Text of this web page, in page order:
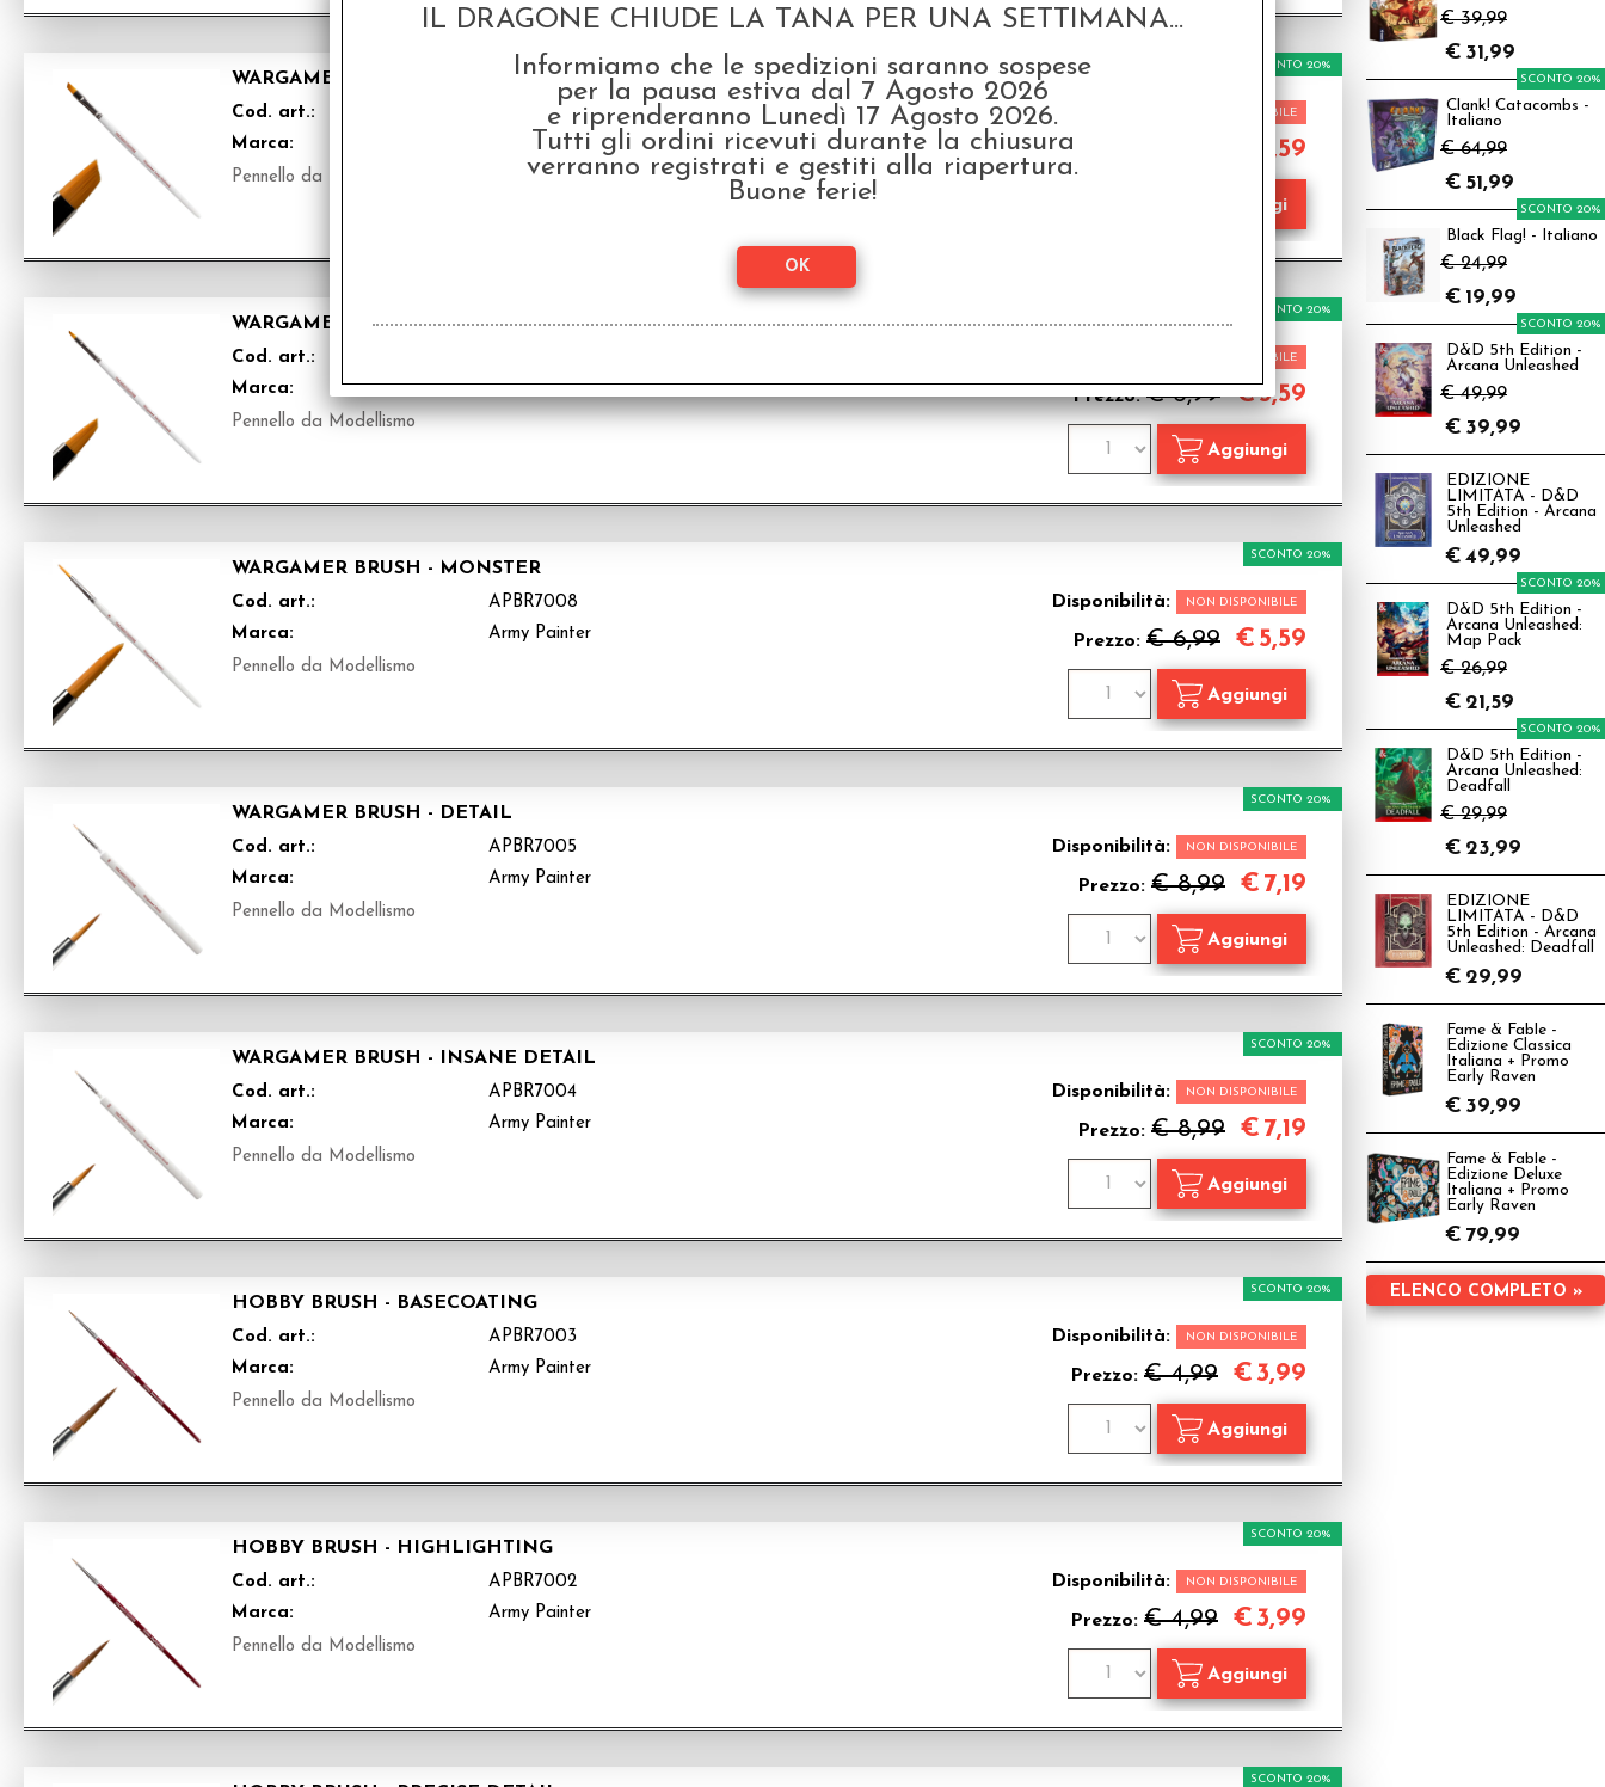
WARGAMER BRUSH - LARGE DRYBRUSH
Cod. art.:
APBR7010
Marca:
Army Painter
Pennello da Modellismo
Disponibilità: NON DISPONIBILE
SCONTO 20%
5,59
WARGAMER BRUSH - SMALL DRYBRUSH
Cod. art.:
Marca:
Army Painter
Pennello da Modellismo
NON DISPONIBILE
Prezzo:€ 6,99
SCONTO 20%
€5,59
WARGAMER BRUSH - MONSTER
Cod. art.:
APBR7008
Marca:
Army Painter
Pennello da Modellismo
Disponibilità: NON DISPONIBILE
Prezzo: € 6,99
SCONTO 20%
€ 5,59
WARGAMER BRUSH - DETAIL
Cod. art.:
APBR7005
Marca:
Army Painter
Pennello da Modellismo
Disponibilità: NON DISPONIBILE
Prezzo: € 8,99
SCONTO 20%
€ 7,19
WARGAMER BRUSH - INSANE DETAIL
Cod. art.:
APBR7004
Marca:
Army Painter
Pennello da Modellismo
Disponibilità: NON DISPONIBILE
Prezzo: € 8,99
SCONTO 20%
€ 7,19
HOBBY BRUSH - BASECOATING
Cod. art.:
APBR7003
Marca:
Army Painter
Pennello da Modellismo
Disponibilità: NON DISPONIBILE
Prezzo: € 4,99
SCONTO 20%
€ 3,99
HOBBY BRUSH - HIGHLIGHTING
Cod. art.:
APBR7002
Marca:
Army Painter
Pennello da Modellismo
Disponibilità: NON DISPONIBILE
Prezzo: € 4,99
SCONTO 20%
€ 3,99
SCONTO 20%
€ 39,99
€ 31,99
Clank! Catacombs -
Italiano
€ 64,99
SCONTO 20%
€ 51,99
Black Flag! - Italiano
€ 24,99
SCONTO 20%
€ 19,99
D&D 5th Edition -
Arcana Unleashed
€ 49,99
SCONTO 20%
€ 39,99
EDIZIONE
LIMITATA - D&D
5th Edition - Arcana
Unleashed
€ 49,99
D&D 5th Edition -
Arcana Unleashed:
Map Pack
€ 26,99
SCONTO 20%
€ 21,59
D&D 5th Edition -
Arcana Unleashed:
Deadfall
€ 29,99
SCONTO 20%
€ 23,99
EDIZIONE
LIMITATA - D&D
5th Edition - Arcana
Unleashed: Deadfall
€ 29,99
Fame & Fable -
Edizione Classica
Italiana + Promo
Early Raven
€ 39,99
Fame & Fable -
Edizione Deluxe
Italiana + Promo
Early Raven
€ 79,99
ELENCO COMPLETO »
IL DRAGONE CHIUDE LA TANA PER UNA SETTIMANA...
Informiamo che le spedizioni saranno sospese
per la pausa estiva dal 7 Agosto 2026
e riprenderanno Lunedì 17 Agosto 2026.
Tutti gli ordini ricevuti durante la chiusura
verranno registrati e gestiti alla riapertura.
Buone ferie!